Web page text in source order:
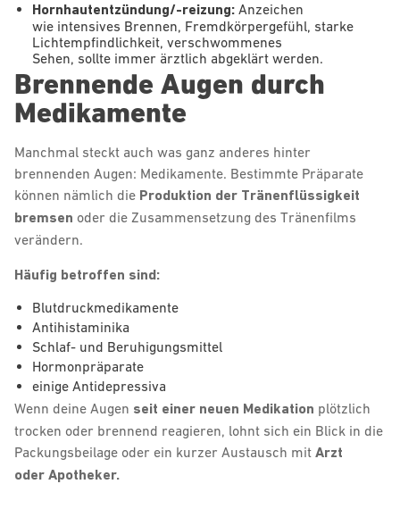
Hornhautentzündung/-reizung: Anzeichen
wie intensives Brennen, Fremdkörpergefühl, starke
Lichtempfindlichkeit, verschwommenes
Sehen, sollte immer ärztlich abgeklärt werden.
Brennende Augen durch
Medikamente
Manchmal steckt auch was ganz anderes hinter
brennenden Augen: Medikamente. Bestimmte Präparate
können nämlich die Produktion der Tränenflüssigkeit
bremsen oder die Zusammensetzung des Tränenfilms
verändern.
Häufig betroffen sind:
Blutdruckmedikamente
Antihistaminika
Schlaf- und Beruhigungsmittel
Hormonpräparate
einige Antidepressiva
Wenn deine Augen seit einer neuen Medikation plötzlich
trocken oder brennend reagieren, lohnt sich ein Blick in die
Packungsbeilage oder ein kurzer Austausch mit Arzt
oder Apotheker.